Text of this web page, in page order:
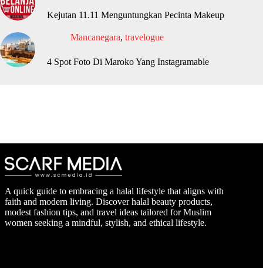
Kejutan 11.11 Menguntungkan Pecinta Makeup
Mancanegara, travelogue
4 Spot Foto Di Maroko Yang Instagramable
A quick guide to embracing a halal lifestyle that aligns with
faith and modern living. Discover halal beauty products,
modest fashion tips, and travel ideas tailored for Muslim
women seeking a mindful, stylish, and ethical lifestyle.